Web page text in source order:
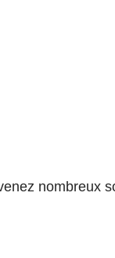
nombreux